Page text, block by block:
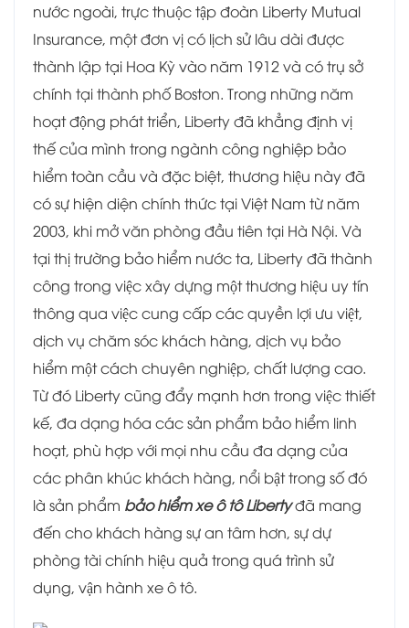
nước ngoài, trực thuộc tập đoàn Liberty Mutual
Insurance, một đơn vị có lịch sử lâu dài được
thành lập tại Hoa Kỳ vào năm 1912 và có trụ sở
chính tại thành phố Boston. Trong những năm
hoạt động phát triển, Liberty đã khẳng định vị
thế của mình trong ngành công nghiệp bảo
hiểm toàn cầu và đặc biệt, thương hiệu này đã
có sự hiện diện chính thức tại Việt Nam từ năm
2003, khi mở văn phòng đầu tiên tại Hà Nội. Và
tại thị trường bảo hiểm nước ta, Liberty đã thành
công trong việc xây dựng một thương hiệu uy tín
thông qua việc cung cấp các quyền lợi ưu việt,
dịch vụ chăm sóc khách hàng, dịch vụ bảo
hiểm một cách chuyên nghiệp, chất lượng cao.
Từ đó Liberty cũng đẩy mạnh hơn trong việc thiết
kế, đa dạng hóa các sản phẩm bảo hiểm linh
hoạt, phù hợp với mọi nhu cầu đa dạng của
các phân khúc khách hàng, nổi bật trong số đó
là sản phẩm bảo hiểm xe ô tô Libertyđã mang
đến cho khách hàng sự an tâm hơn, sự dự
phòng tài chính hiệu quả trong quá trình sử
dụng, vận hành xe ô tô.